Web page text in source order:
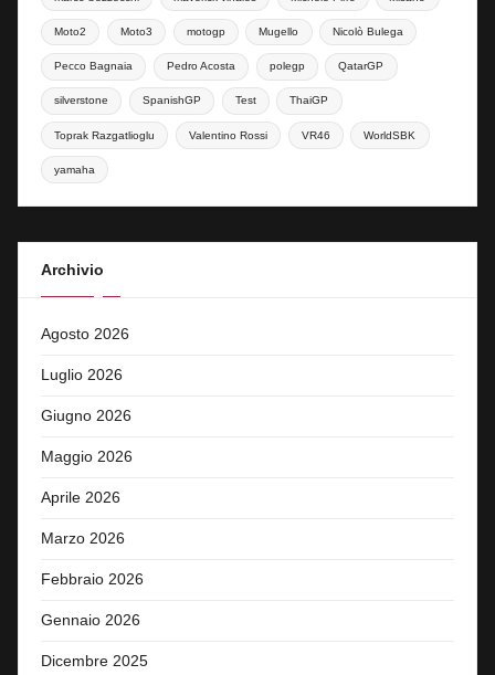
Moto2 Moto3 motogp Mugello Nicolò Bulega
Pecco Bagnaia Pedro Acosta polegp QatarGP
silverstone SpanishGP Test ThaiGP
Toprak Razgatlioglu Valentino Rossi VR46 WorldSBK
yamaha
Archivio
Agosto 2026
Luglio 2026
Giugno 2026
Maggio 2026
Aprile 2026
Marzo 2026
Febbraio 2026
Gennaio 2026
Dicembre 2025